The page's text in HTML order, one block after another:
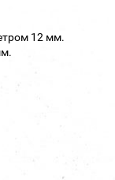
12 мм.